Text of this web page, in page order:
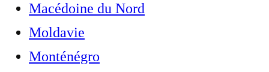
Macédoine du Nord
Moldavie
Monténégro